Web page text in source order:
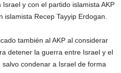
y con el partido islamista AKP
Recep Tayyip Erdogan.
también al AKP al considerar
detener la guerra entre Israel y el
condenar a Israel de forma